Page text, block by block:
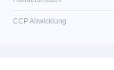
CCP Abwicklung